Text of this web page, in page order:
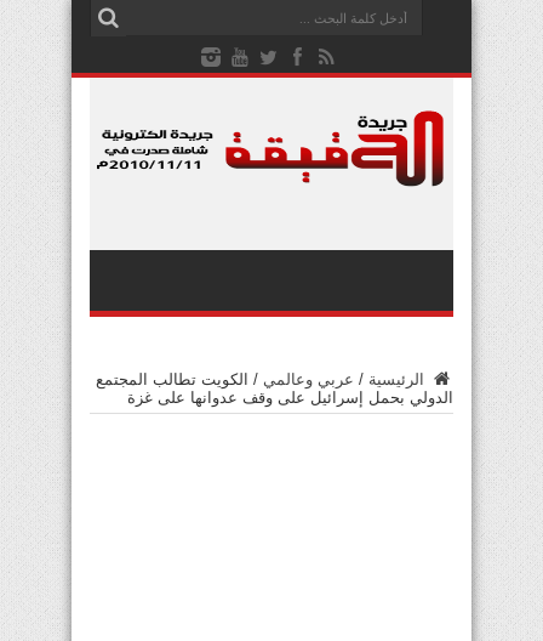
الرئيسية / عربي وعالمي / الكويت تطالب المجتمع
الدولي بحمل إسرائيل على وقف عدوانها على غزة